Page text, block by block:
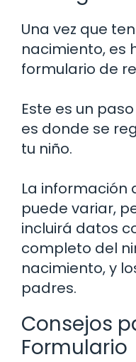
Una vez que
nacimiento, es
formulario de
Este es un
es donde se
tu niño.
La información
puede variar,
incluirá datos
completo del
nacimiento, y
padres.
Consejos
Formulario